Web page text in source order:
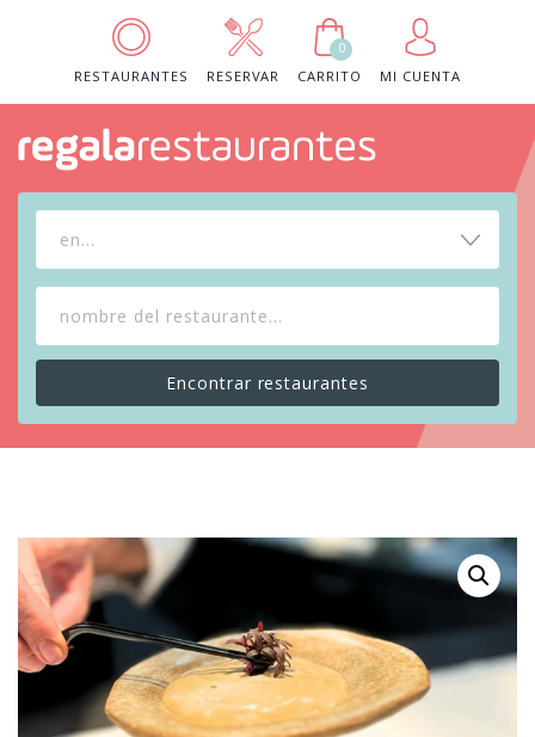
RESTAURANTES RESERVAR
0
CARRITO
MI CUENTA
en...